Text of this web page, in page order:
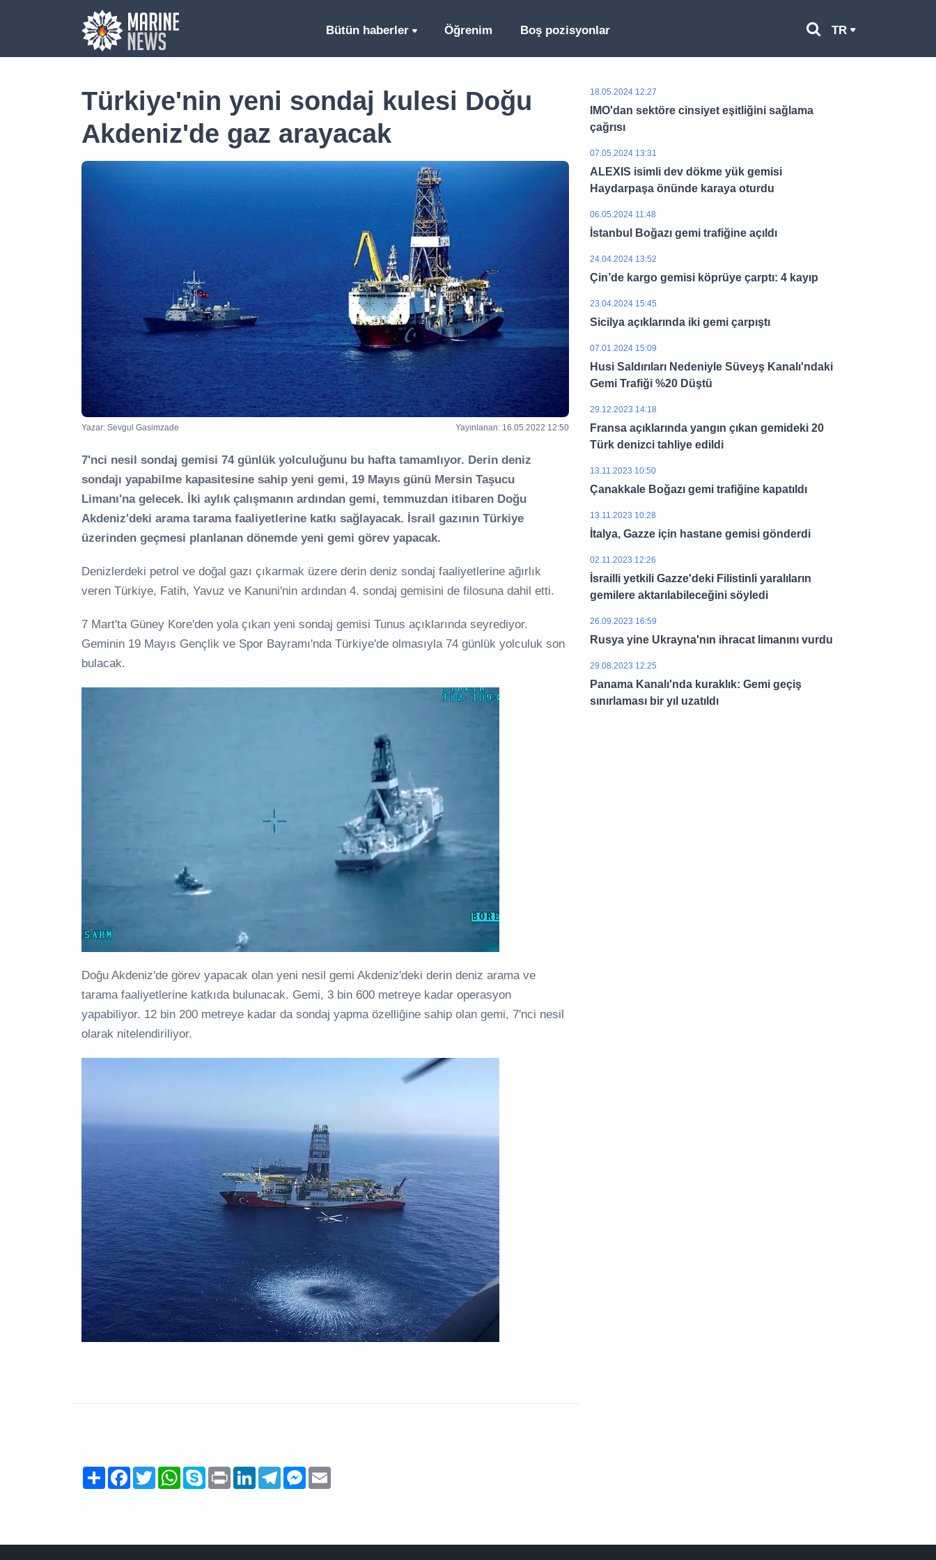
Bütün haberler Öğrenim Boş pozisyonlar TR
Türkiye'nin yeni sondaj kulesi Doğu
Akdeniz'de gaz arayacak
Yazar: Sevgul Gasimzade Yayınlanan: 16.05.2022 12:50
7'nci nesil sondaj gemisi 74 günlük yolculuğunu bu hafta tamamlıyor. Derin deniz
sondajı yapabilme kapasitesine sahip yeni gemi, 19 Mayıs günü Mersin Taşucu
Limanı'na gelecek. İki aylık çalışmanın ardından gemi, temmuzdan itibaren Doğu
Akdeniz'deki arama tarama faaliyetlerine katkı sağlayacak. İsrail gazının Türkiye
üzerinden geçmesi planlanan dönemde yeni gemi görev yapacak.
Denizlerdeki petrol ve doğal gazı çıkarmak üzere derin deniz sondaj faaliyetlerine ağırlık
veren Türkiye, Fatih, Yavuz ve Kanuni'nin ardından 4. sondaj gemisini de filosuna dahil etti.
7 Mart'ta Güney Kore'den yola çıkan yeni sondaj gemisi Tunus açıklarında seyrediyor.
Geminin 19 Mayıs Gençlik ve Spor Bayramı'nda Türkiye'de olmasıyla 74 günlük yolculuk son
bulacak.
Doğu Akdeniz'de görev yapacak olan yeni nesil gemi Akdeniz'deki derin deniz arama ve
tarama faaliyetlerine katkıda bulunacak. Gemi, 3 bin 600 metreye kadar operasyon
yapabiliyor. 12 bin 200 metreye kadar da sondaj yapma özelliğine sahip olan gemi, 7'nci nesil
olarak nitelendiriliyor.
ShareFacebook
TwitterWhatsApp
SkypePrint LinkedInTelegramMessenger
18.05.2024 12:27
IMO'dan sektöre cinsiyet eşitliğini sağlama
çağrısı
07.05.2024 13:31
ALEXIS isimli dev dökme yük gemisi
Haydarpaşa önünde karaya oturdu
06.05.2024 11:48
İstanbul Boğazı gemi trafiğine açıldı
24.04.2024 13:52
Çin’de kargo gemisi köprüye çarptı: 4 kayıp
23.04.2024 15:45
Sicilya açıklarında iki gemi çarpıştı
07.01.2024 15:09
Husi Saldırıları Nedeniyle Süveyş Kanalı'ndaki
Gemi Trafiği %20 Düştü
29.12.2023 14:18
Fransa açıklarında yangın çıkan gemideki 20
Türk denizci tahliye edildi
13.11.2023 10:50
Çanakkale Boğazı gemi trafiğine kapatıldı
13.11.2023 10:28
İtalya, Gazze için hastane gemisi gönderdi
02.11.2023 12:26
İsrailli yetkili Gazze'deki Filistinli yaralıların
gemilere aktarılabileceğini söyledi
26.09.2023 16:59
Rusya yine Ukrayna'nın ihracat limanını vurdu
29.08.2023 12:25
Panama Kanalı'nda kuraklık: Gemi geçiş
sınırlaması bir yıl uzatıldı